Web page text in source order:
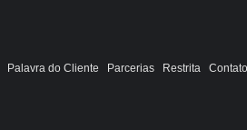
Palavra do Cliente Parcerias Restrita Contato